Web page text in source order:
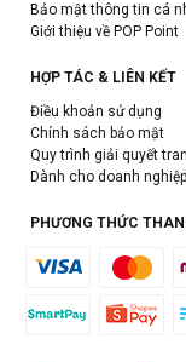
Bảo mật thông tin cá
Giới thiệu về POP Point
HỢP TÁC & LIÊN KẾT
Điều khoản sử dụng
Chính sách bảo mật
Quy trình giải quyết
Dành cho doanh nghiệp
PHƯƠNG THỨC